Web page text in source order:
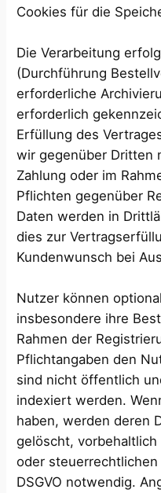
Cookies für die
Die Verarbeitung
(Durchführung
erforderliche
erforderlich
Erfüllung des
wir gegenüber Dritten
Zahlung oder im
Pflichten gegenüber
Daten werden in
dies zur
Kundenwunsch bei
Nutzer können
insbesondere ihre
Rahmen der
Pflichtangaben den
sind nicht öffentlich
indexiert werden.
haben, werden deren
gelöscht,
oder
DSGVO notwendig.